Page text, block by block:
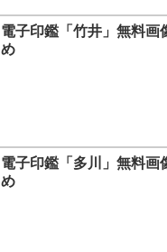
電子印鑑「竹井」無料画
め
電子印鑑「多川」無料画
め